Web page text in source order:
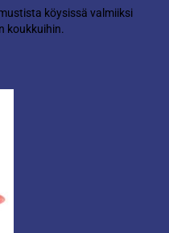
köysissä valmiiksi
koukkuihin.